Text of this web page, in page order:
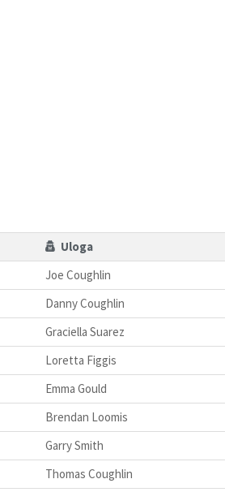
Uloga
Joe Coughlin
Danny Coughlin
Graciella Suarez
Loretta Figgis
Emma Gould
Brendan Loomis
Garry Smith
Thomas Coughlin